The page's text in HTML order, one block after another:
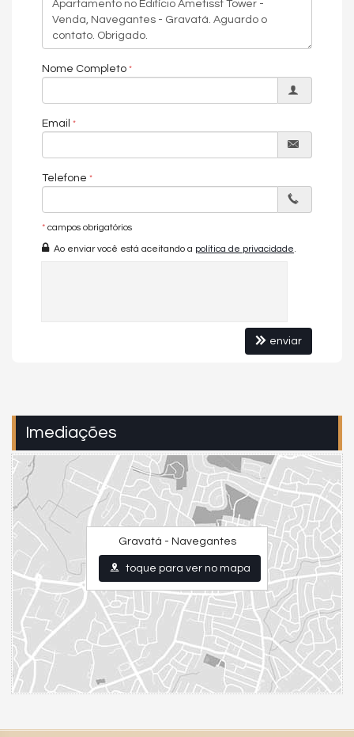
Piscina
Piscina adulta
Piscina infantil
Playground
Salão de festas
Sistema de monitoramento e segurança com câmeras
Nome Completo
Email
Telefone
* campos obrigatórios
Ao enviar você está aceitando a política de privacidade
enviar
Imediações
Gravatá - Navegantes
toque para ver no mapa